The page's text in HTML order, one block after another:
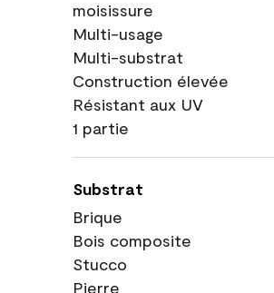
moisissure
Multi-usage
Multi-substrat
Construction élevée
Résistant aux UV
1 partie
Substrat
Brique
Bois composite
Stucco
Pierre